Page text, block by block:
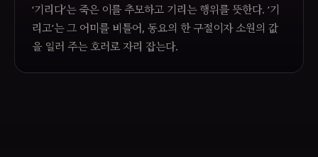
‘기리다’는 죽은 이를 추모하고 기리는 행위를 뜻한다. ‘기
리고’는 그 어미를 비틀어, 동요의 한 구절이자 소원의 값
을 일러 주는 호러로 자리 잡는다.